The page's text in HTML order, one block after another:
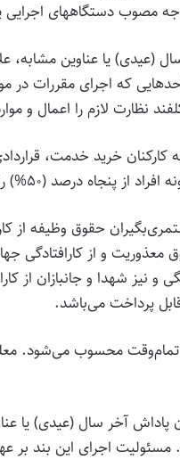
مصوب دستگاههای اجرایی
سال (عیدی) یا عناوین
که اجرای مقررات در
نظارت لازم را اعمال و
به کارکنان خرید خدمت،
حقوق وظیفه از
و از کارافتادگی
نیز شهدا و جانبازان از
تمام‌وقت محسوب می‌شود.
آخر سال (عیدی) یا
اجرای این بند بر